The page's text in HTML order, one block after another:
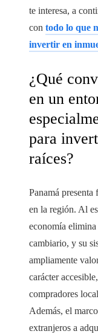
te interesa, a
con todo lo que
invertir en
¿Qué
en un
para
raíces?
Panamá
en la región. Al
economía
cambiario, y su
ampliamente
carácter
compradores
Además, el
extranjeros a